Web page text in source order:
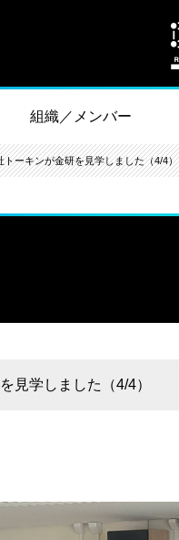
組織／メンバー
トーキンが金研を見学しました（4/4）
見学しました（4/4）